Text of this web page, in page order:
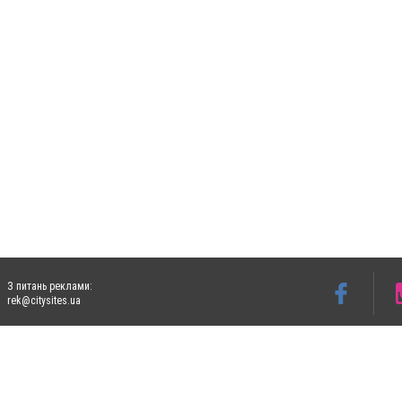
З питань реклами:
rek@citysites.ua